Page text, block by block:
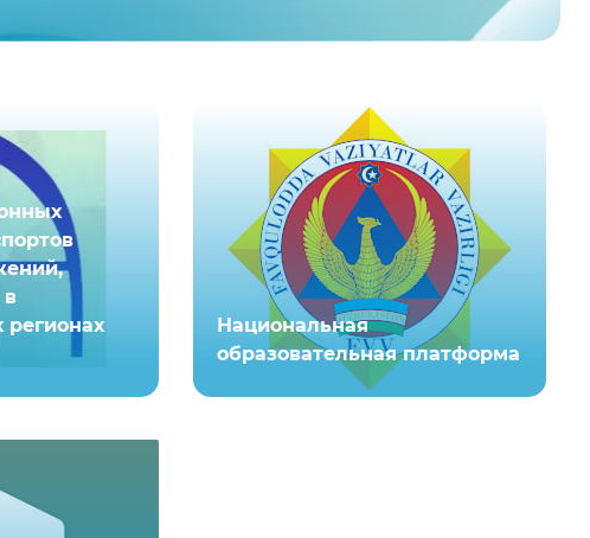
регионах
Национальная
образовательная платформа